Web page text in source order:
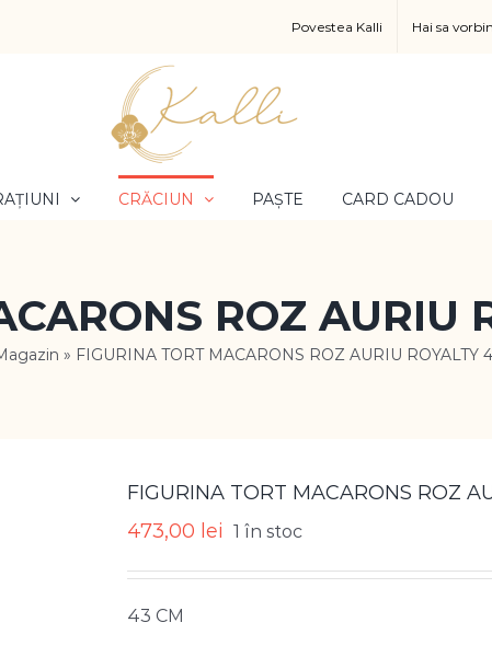
Povestea Kalli Hai sa
CRĂCIUN PAȘTE CARD CADOU
ROZ AURIU
» FIGURINA TORT MACARONS ROZ AURIU ROYALTY
FIGURINA TORT MACARONS ROZ
473,00 lei 1 în stoc
43 CM